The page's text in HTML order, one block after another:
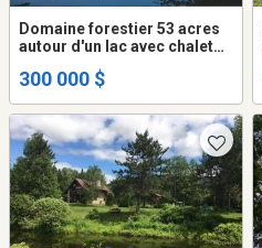
Domaine forestier 53 acres
autour d'un lac avec chalet
300 000 $